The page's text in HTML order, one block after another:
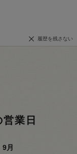
履歴を残さない
業日
9月